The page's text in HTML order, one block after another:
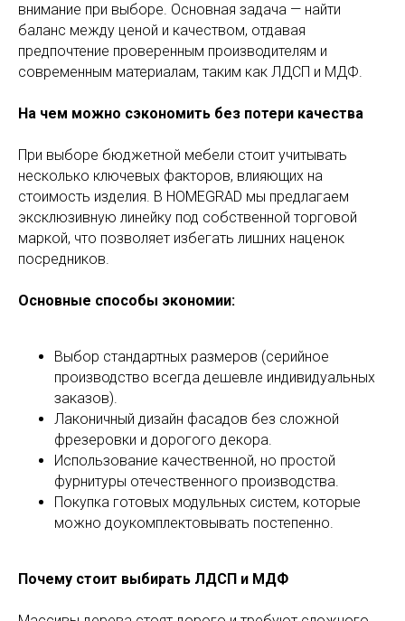
внимание при выборе. Основная задача — найти
баланс между ценой и качеством, отдавая
предпочтение проверенным производителям и
современным материалам, таким как ЛДСП и МДФ.
На чем можно сэкономить без потери качества
При выборе бюджетной мебели стоит учитывать
несколько ключевых факторов, влияющих на
стоимость изделия. В HOMEGRAD мы предлагаем
эксклюзивную линейку под собственной торговой
маркой, что позволяет избегать лишних наценок
посредников.
Основные способы экономии:
Выбор стандартных размеров (серийное
производство всегда дешевле индивидуальных
заказов).
Лаконичный дизайн фасадов без сложной
фрезеровки и дорогого декора.
Использование качественной, но простой
фурнитуры отечественного производства.
Покупка готовых модульных систем, которые
можно доукомплектовывать постепенно.
Почему стоит выбирать ЛДСП и МДФ